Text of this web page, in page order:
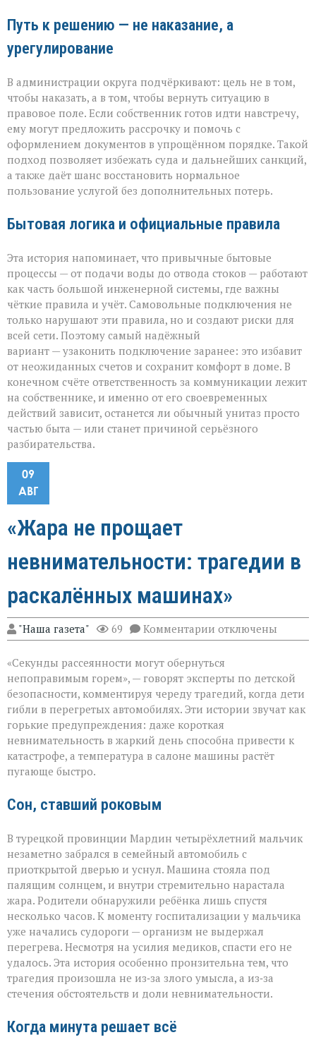
Путь к решению — не наказание, а
урегулирование
В администрации округа подчёркивают: цель не в том,
чтобы наказать, а в том, чтобы вернуть ситуацию в
правовое поле. Если собственник готов идти навстречу,
ему могут предложить рассрочку и помочь с
оформлением документов в упрощённом порядке. Такой
подход позволяет избежать суда и дальнейших санкций,
а также даёт шанс восстановить нормальное
пользование услугой без дополнительных потерь.
Бытовая логика и официальные правила
Эта история напоминает, что привычные бытовые
процессы — от подачи воды до отвода стоков — работают
как часть большой инженерной системы, где важны
чёткие правила и учёт. Самовольные подключения не
только нарушают эти правила, но и создают риски для
всей сети. Поэтому самый надёжный
вариант — узаконить подключение заранее: это избавит
от неожиданных счетов и сохранит комфорт в доме. В
конечном счёте ответственность за коммуникации лежит
на собственнике, и именно от его своевременных
действий зависит, останется ли обычный унитаз просто
частью быта — или станет причиной серьёзного
разбирательства.
09
АВГ
«Жара не прощает
невнимательности: трагедии в
раскалённых машинах»
"Наша газета" 69 Комментарии к
записи
не
прощает
невнимательности:
трагедии
в
раскалённых
машинах»
отключены
«Секунды рассеянности могут обернуться
непоправимым горем», — говорят эксперты по детской
безопасности, комментируя череду трагедий, когда дети
гибли в перегретых автомобилях. Эти истории звучат как
горькие предупреждения: даже короткая
невнимательность в жаркий день способна привести к
катастрофе, а температура в салоне машины растёт
пугающе быстро.
Сон, ставший роковым
В турецкой провинции Мардин четырёхлетний мальчик
незаметно забрался в семейный автомобиль с
приоткрытой дверью и уснул. Машина стояла под
палящим солнцем, и внутри стремительно нарастала
жара. Родители обнаружили ребёнка лишь спустя
несколько часов. К моменту госпитализации у мальчика
уже начались судороги — организм не выдержал
перегрева. Несмотря на усилия медиков, спасти его не
удалось. Эта история особенно пронзительна тем, что
трагедия произошла не из‑за злого умысла, а из‑за
стечения обстоятельств и доли невнимательности.
Когда минута решает всё